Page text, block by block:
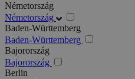
Németország
Németország
Baden-Württemberg
Baden-Württemberg
Bajorország
Bajorország
Berlin